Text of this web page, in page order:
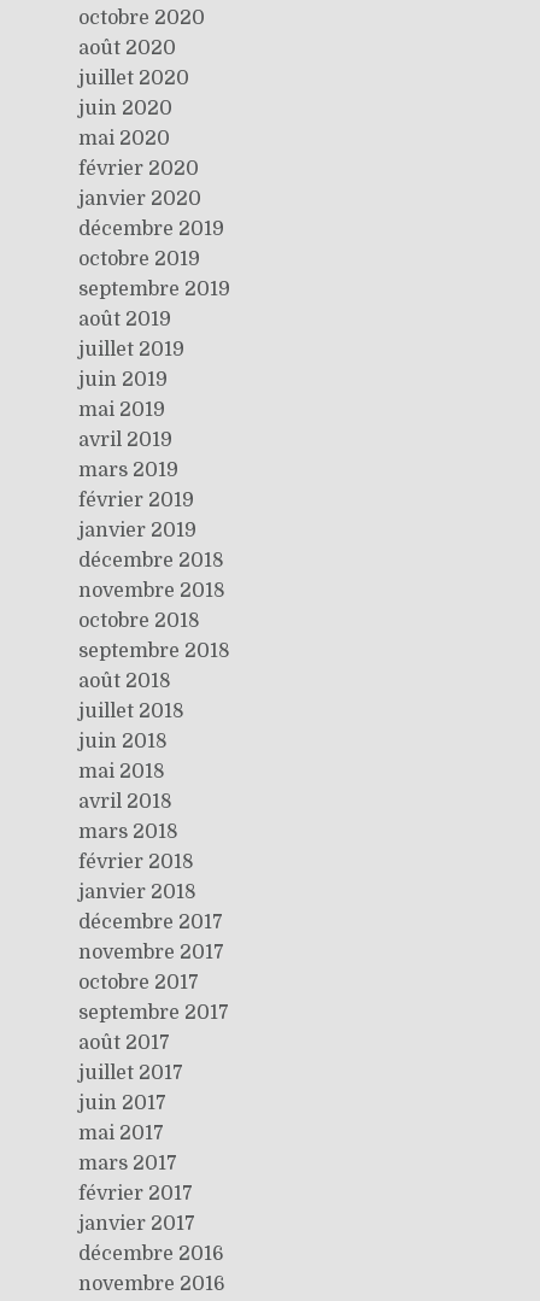
octobre 2020
août 2020
juillet 2020
juin 2020
mai 2020
février 2020
janvier 2020
décembre 2019
octobre 2019
septembre 2019
août 2019
juillet 2019
juin 2019
mai 2019
avril 2019
mars 2019
février 2019
janvier 2019
décembre 2018
novembre 2018
octobre 2018
septembre 2018
août 2018
juillet 2018
juin 2018
mai 2018
avril 2018
mars 2018
février 2018
janvier 2018
décembre 2017
novembre 2017
octobre 2017
septembre 2017
août 2017
juillet 2017
juin 2017
mai 2017
mars 2017
février 2017
janvier 2017
décembre 2016
novembre 2016